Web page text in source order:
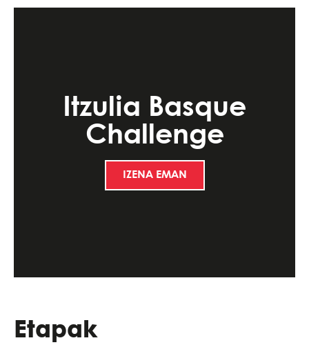
Itzulia Basque
Challenge
IZENA EMAN
Etapak